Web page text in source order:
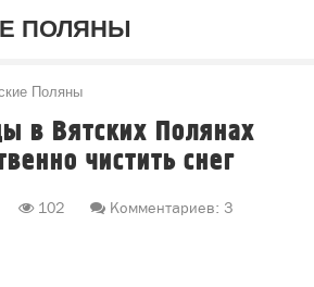
ПОЛЯНЫ
Поляны
в Вятских Полянах
чистить снег
102 Комментариев: 3